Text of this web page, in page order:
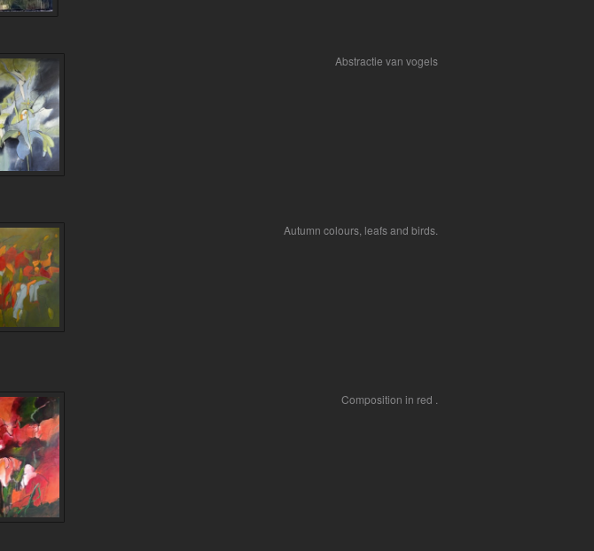
Abstractie van vogels
Autumn colours, leafs and birds.
Composition in red .